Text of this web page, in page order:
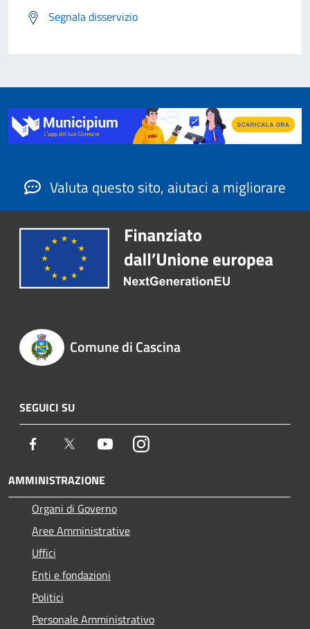
Segnala disservizio
Valuta questo sito, aiutaci a migliorare
Comune di Cascina
SEGUICI SU
Facebook Twitter YoutubeInstagram
AMMINISTRAZIONE
Organi di Governo
Aree Amministrative
Uffici
Enti e fondazioni
Politici
Personale Amministrativo